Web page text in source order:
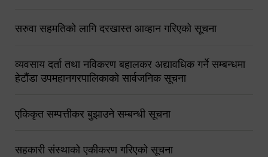
सरुवा सहमतिको लागि दरखास्त आव्हान गरिएको सूचना
व्यवसाय दर्ता तथा नविकरण बहालकर अद्यावधिक गर्ने सम्बन्धमा
हेटौंडा उपमहानगरपालिकाको सार्वजनिक सूचना
एकिकृत सम्पत्तीकर बुझाउने सम्बन्धी सूचना
सहकारी संस्थाको एकीकरण गरिएको सूचना